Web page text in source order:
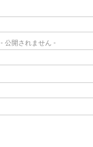
- 公開されません -